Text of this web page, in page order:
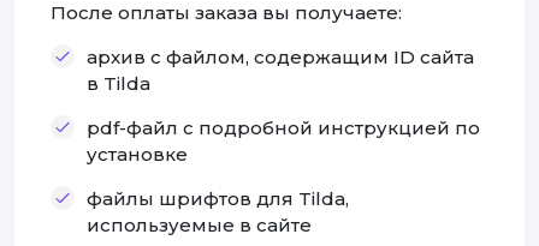
После оплаты заказа вы получаете:
архив с файлом, содержащим ID сайта
в Tilda
pdf-файл с подробной инструкцией по
установке
файлы шрифтов для Tilda,
используемые в сайте